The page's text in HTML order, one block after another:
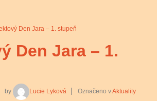
Den Jara – 1. stupeň
Den Jara – 1.
by Lucie Lyková Označeno vAktuality